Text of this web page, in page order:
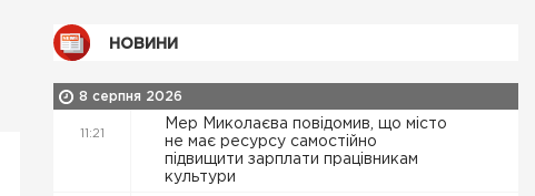
НОВИНИ
8 серпня 2026
11:21
Мер Миколаєва повідомив, що місто
не має ресурсу самостійно
підвищити зарплати працівникам
культури